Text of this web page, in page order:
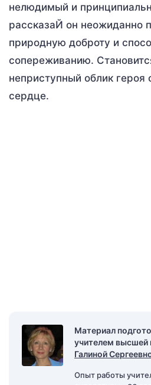
нелюдимый и
рассказаЙ он неожиданно
природную доброту и
сопереживанию.
неприступный облик героя
сердце.
Материал
учителем высшей
Галиной
Опыт работы